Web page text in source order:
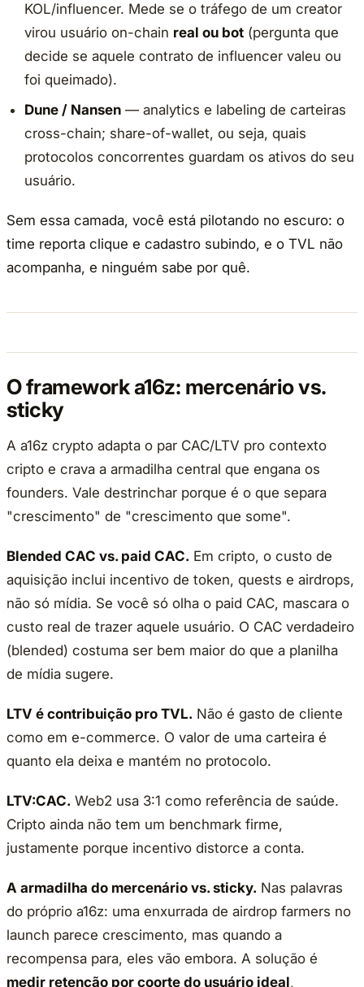
KOL/influencer. Mede se o tráfego de um creator
virou usuário on-chain real ou bot (pergunta que
decide se aquele contrato de influencer valeu ou
foi queimado).
Dune / Nansen — analytics e labeling de carteiras
cross-chain; share-of-wallet, ou seja, quais
protocolos concorrentes guardam os ativos do seu
usuário.
Sem essa camada, você está pilotando no escuro: o
time reporta clique e cadastro subindo, e o TVL não
acompanha, e ninguém sabe por quê.
O framework a16z: mercenário vs.
sticky
A a16z crypto adapta o par CAC/LTV pro contexto
cripto e crava a armadilha central que engana os
founders. Vale destrinchar porque é o que separa
"crescimento" de "crescimento que some".
Blended CAC vs. paid CAC. Em cripto, o custo de
aquisição inclui incentivo de token, quests e airdrops,
não só mídia. Se você só olha o paid CAC, mascara o
custo real de trazer aquele usuário. O CAC verdadeiro
(blended) costuma ser bem maior do que a planilha
de mídia sugere.
LTV é contribuição pro TVL. Não é gasto de cliente
como em e-commerce. O valor de uma carteira é
quanto ela deixa e mantém no protocolo.
LTV:CAC. Web2 usa 3:1 como referência de saúde.
Cripto ainda não tem um benchmark firme,
justamente porque incentivo distorce a conta.
A armadilha do mercenário vs. sticky. Nas palavras
do próprio a16z: uma enxurrada de airdrop farmers no
launch parece crescimento, mas quando a
recompensa para, eles vão embora. A solução é
medir retenção por coorte do usuário ideal,